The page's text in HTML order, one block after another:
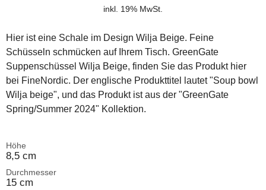
inkl. 19% MwSt.
Hier ist eine Schale im Design Wilja Beige. Feine
Schüsseln schmücken auf Ihrem Tisch. GreenGate
Suppenschüssel Wilja Beige, finden Sie das Produkt hier
bei FineNordic. Der englische Produkttitel lautet "Soup bowl
Wilja beige", und das Produkt ist aus der "GreenGate
Spring/Summer 2024" Kollektion.
Höhe
8,5 cm
Durchmesser
15 cm